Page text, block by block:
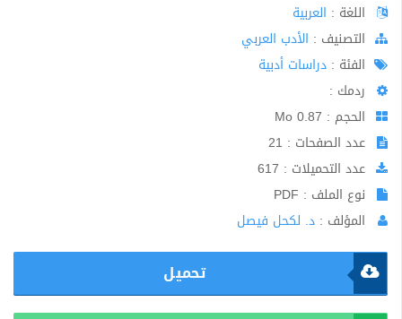
اللغة : العربية
اﻟﺘﺼﻨﻴﻒ : الأدب العربي
الفئة : دراسات أدبية
ردمك :
الحجم : 0.87 Mo
عدد الصفحات : 21
عدد التحميلات : 617
نوع الملف : PDF
المؤلف : د. لكحل فيصل
تحميل